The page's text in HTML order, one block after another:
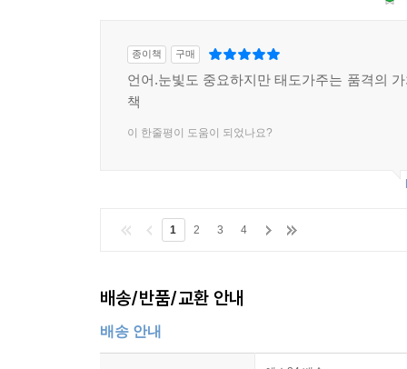
종이책 구매
언어.눈빛도 중요하지만 태도가주는 품격의
책
이 한줄평이 도움이 되었나요?
1 2 3 4
배송/반품/교환 안내
배송 안내